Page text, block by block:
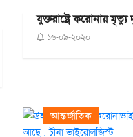
যুক্তরাষ্ট্রে করোনায়
১৬-০৯-২০২০
আন্তর্জাতিক